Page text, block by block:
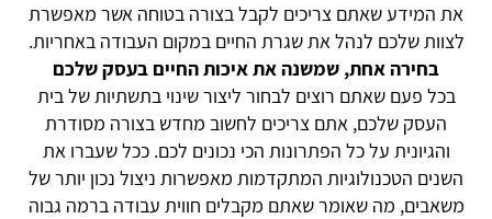
את המידע שאתם צריכים לקבל בצורה בטוחה אשר מאפשרת
לצוות שלכם לנהל את שגרת החיים במקום העבודה באחריות.
בחירה אחת, שמשנה את איכות החיים בעסק שלכם
‏בכל פעם שאתם רוצים לבחור ליצור שינוי ‏בתשתיות של בית
העסק שלכם, אתם צריכים לחשוב מחדש בצורה מסודרת
והגיונית על כל הפתרונות הכי נכונים לכם. ככל שעברו את
השנים הטכנולוגיות המתקדמות מאפשרות ניצול נכון יותר של
משאבים, מה שאומר שאתם מקבלים חווית עבודה ברמה גבוה